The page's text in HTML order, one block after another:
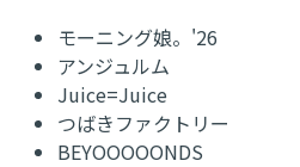
モーニング娘。'26
アンジュルム
Juice=Juice
つばきファクトリー
BEYOOOOONDS